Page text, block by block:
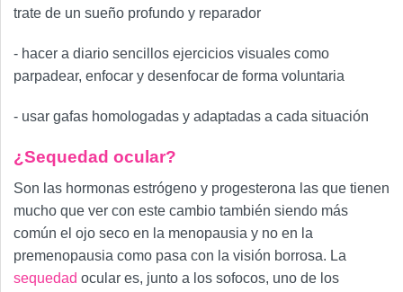
trate de un sueño profundo y reparador
- hacer a diario sencillos ejercicios visuales como
parpadear, enfocar y desenfocar de forma voluntaria
- usar gafas homologadas y adaptadas a cada situación
¿Sequedad ocular?
Son las hormonas estrógeno y progesterona las que tienen
mucho que ver con este cambio también siendo más
común el ojo seco en la menopausia y no en la
premenopausia como pasa con la visión borrosa. La
sequedad ocular es, junto a los sofocos, uno de los